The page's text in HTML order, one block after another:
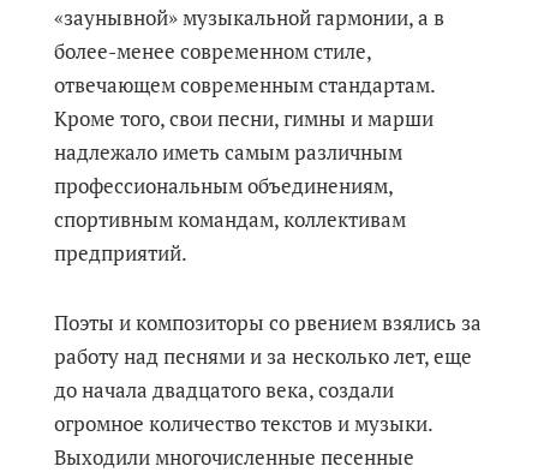
«заунывной» музыкальной гармонии, а в
более-менее современном стиле,
отвечающем современным стандартам.
Кроме того, свои песни, гимны и марши
надлежало иметь самым различным
профессиональным объединениям,
спортивным командам, коллективам
предприятий.
Поэты и композиторы со рвением взялись за
работу над песнями и за несколько лет, еще
до начала двадцатого века, создали
огромное количество текстов и музыки.
Выходили многочисленные песенные